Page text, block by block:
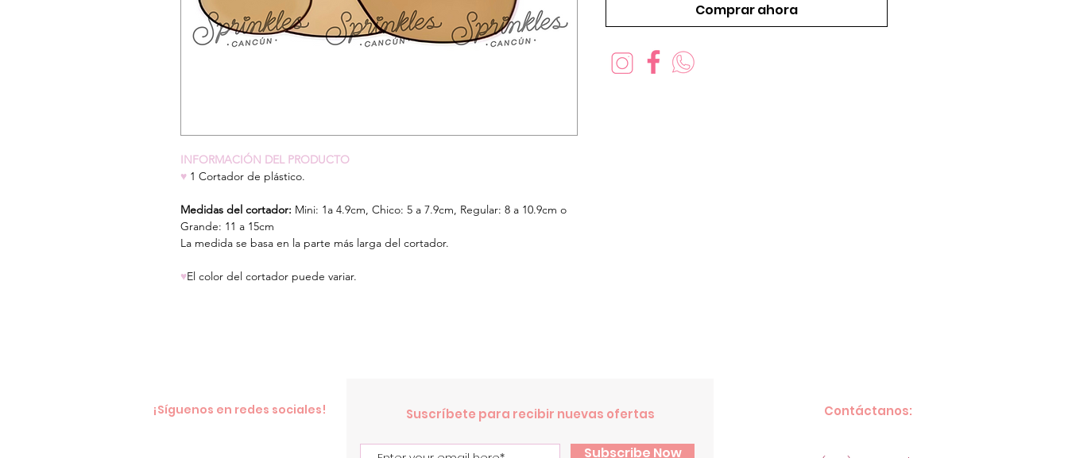
INFORMACIÓN DEL PRODUCTO
♥ 1 Cortador de plástico.
Medidas del cortador: Mini: 1a 4.9cm, Chico: 5 a 7.9cm, Regular: 8 a 10.9cm o
Grande: 11 a 15cm
La medida se basa en la parte más larga del cortador.
♥El color del cortador puede variar.
Comprar ahora
¡Síguenos en redes sociales! Suscríbete para recibir nuevas ofertas
Subscribe Now
Contáctanos: